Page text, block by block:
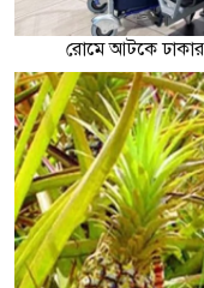
রোমে আটকে